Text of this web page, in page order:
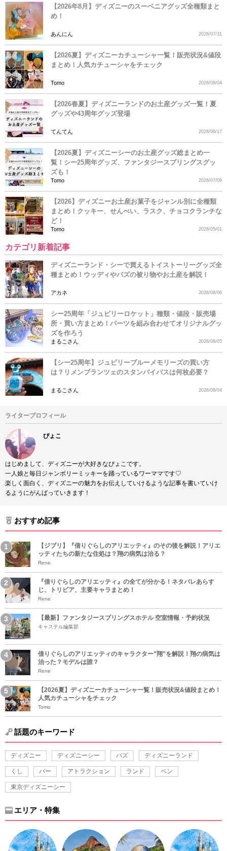
【2026年8月】ディズニーのスーベニアグッズ全種類まと
め！
あんにん 2026/07/31
【2026夏】ディズニーカチューシャ一覧！販売状況&値段
まとめ！人気カチューシャをチェック
Tomo 2026/08/04
【2026春夏】ディズニーランドのお土産グッズ一覧！夏
グッズや43周年グッズ登場
てんてん 2026/06/17
【2026夏】ディズニーシーのお土産グッズ総まとめ一
覧！シー25周年グッズ、ファンタジースプリングスグッ
ズも！
Tomo 2026/07/09
【2026】ディズニーお土産お菓子をジャンル別に全種類
まとめ！クッキー、せんべい、ラスク、チョコクランチな
ど！
Tomo 2026/05/01
カテゴリ新着記事
ディズニーランド・シーで買えるトイストーリーグッズ全
種まとめ！ウッディやバズの被り物やお土産を解説！
アカネ 2026/08/06
シー25周年「ジュビリーロケット」種類・値段・販売場
所・買い方まとめ！パーツを組み合わせてオリジナルグッ
ズを作ろう
まるこさん 2026/08/05
【シー25周年】ジュビリーブルーメモリーズの買い方
は？リメンブランツェのスタンバイパスは何枚必要？
まるこさん 2026/08/04
ライタープロフィール
ぴょこ
はじめまして、ディズニーが大好きなぴょこです。
一人娘と毎日ジャンボリーミッキーを踊っているワーママです♡
楽しく面白く、ディズニーの魅力をお伝えしていけるような記事を書いていけ
るようにがんばっていきます！
おすすめ記事
【ジブリ】『借りぐらしのアリエッティ』のその後を解説！アリエ
ッティたちの新たな住処は？翔の病気は治る？
Rene
『借りぐらしのアリエッティ』の全てが分かる！ネタバレあらす
じ、トリビア、主要キャラまとめ！
Rene
【最新】ファンタジースプリングスホテル 空室情報・予約状況
キャステル編集部
借りぐらしのアリエッティのキャラクター”翔”を解説！翔の病気は
治った？モデルは誰？
Rene
【2026夏】ディズニーカチューシャ一覧！販売状況&値段まとめ！
人気カチューシャをチェック
Tomo
話題のキーワード
ディズニー ディズニーシー バズ ディズニーランド
くし バー アトラクション ランド ペン
東京ディズニーシー
エリア・特集